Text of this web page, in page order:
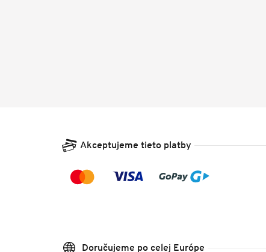
Akceptujeme tieto platby
Doručujeme po celej Európe